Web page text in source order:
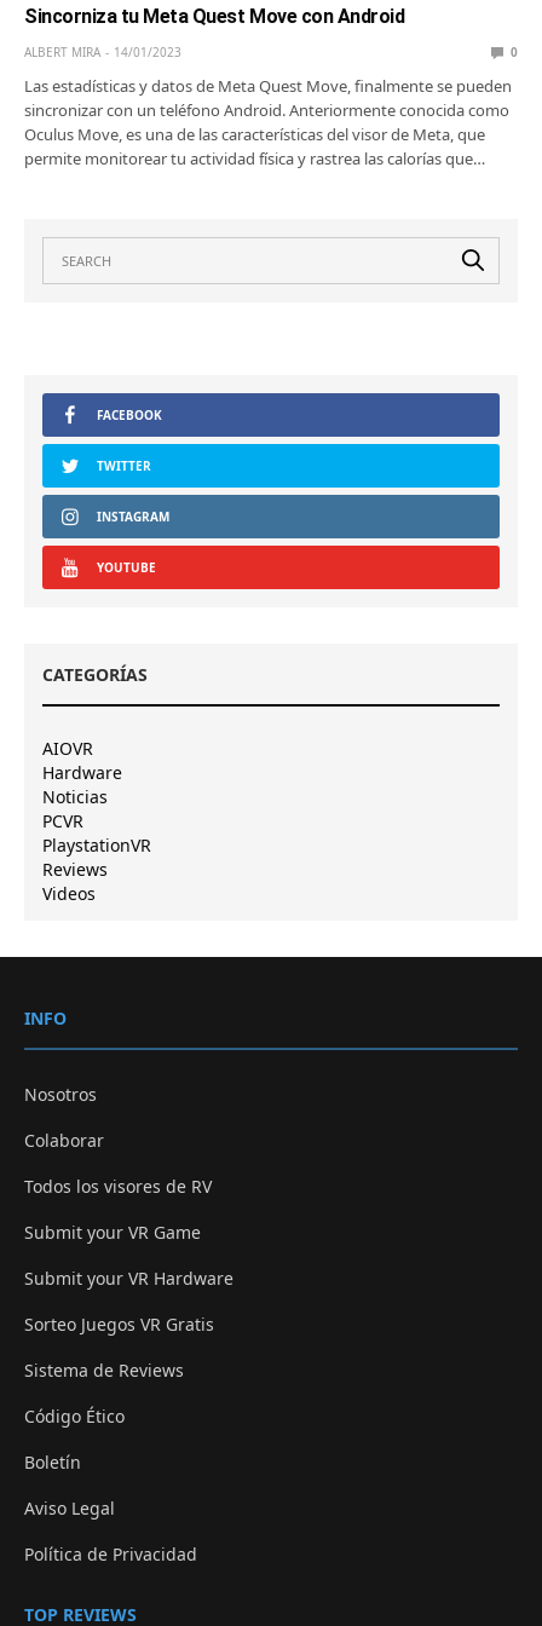
Sincorniza tu Meta Quest Move con Android
ALBERT MIRA 14/01/2023 0
Las estadísticas y datos de Meta Quest Move, finalmente se pueden
sincronizar con un teléfono Android. Anteriormente conocida como
Oculus Move, es una de las características del visor de Meta, que
permite monitorear tu actividad física y rastrea las calorías que…
FACEBOOK
TWITTER
INSTAGRAM
YOUTUBE
CATEGORÍAS
AIOVR
Hardware
Noticias
PCVR
PlaystationVR
Reviews
Videos
INFO
Nosotros
Colaborar
Todos los visores de RV
Submit your VR Game
Submit your VR Hardware
Sorteo Juegos VR Gratis
Sistema de Reviews
Código Ético
Boletín
Aviso Legal
Política de Privacidad
TOP REVIEWS